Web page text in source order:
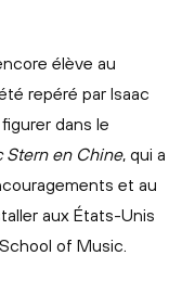
élève au
repéré par Isaac
dans le
Stern en Chine, qui a
et au
aux États-Unis
of Music.